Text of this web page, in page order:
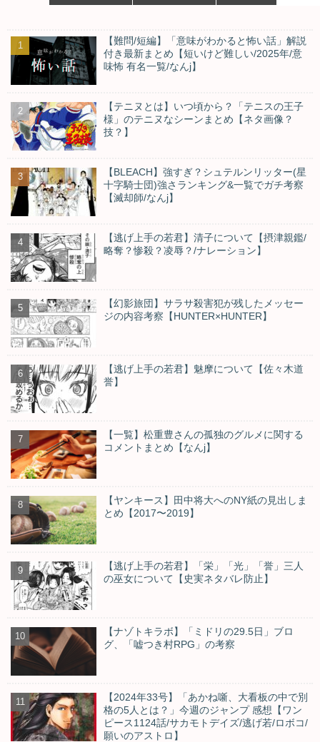
【難問/短編】「意味がわかると怖い話」解説
付き最新まとめ【短いけど難しい/2025年/意
味怖 有名一覧/なんj】
【テニヌとは】いつ頃から？「テニスの王子
様」のテニヌなシーンまとめ【ネタ画像？
技？】
【BLEACH】強すぎ？シュテルンリッター(星
十字騎士団)強さランキング&一覧でガチ考察
【滅却師/なんj】
【逃げ上手の若君】清子について【摂津親鑑/
略奪？惨殺？凌辱？/ナレーション】
【幻影旅団】サラサ殺害犯が残したメッセー
ジの内容考察【HUNTER×HUNTER】
【逃げ上手の若君】魅摩について【佐々木道
誉】
【一覧】松重豊さんの孤独のグルメに関する
コメントまとめ【なんj】
【ヤンキース】田中将大へのNY紙の見出しま
とめ【2017〜2019】
【逃げ上手の若君】「栄」「光」「誉」三人
の巫女について【史実ネタバレ防止】
【ナゾトキラボ】「ミドリの29.5日」ブロ
グ、「嘘つき村RPG」の考察
【2024年33号】「あかね噺、大看板の中で別
格の5人とは？」今週のジャンプ 感想【ワン
ピース1124話/サカモトデイズ/逃げ若/ロボコ/
願いのアストロ】